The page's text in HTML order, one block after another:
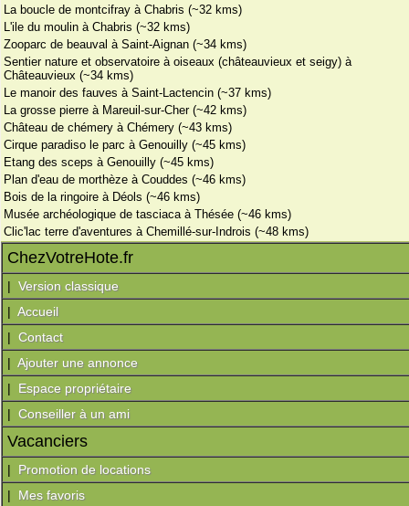
La boucle de montcifray à Chabris (~32 kms)
L'ile du moulin à Chabris (~32 kms)
Zooparc de beauval à Saint-Aignan (~34 kms)
Sentier nature et observatoire à oiseaux (châteauvieux et seigy) à
Châteauvieux (~34 kms)
Le manoir des fauves à Saint-Lactencin (~37 kms)
La grosse pierre à Mareuil-sur-Cher (~42 kms)
Château de chémery à Chémery (~43 kms)
Cirque paradiso le parc à Genouilly (~45 kms)
Etang des sceps à Genouilly (~45 kms)
Plan d'eau de morthèze à Couddes (~46 kms)
Bois de la ringoire à Déols (~46 kms)
Musée archéologique de tasciaca à Thésée (~46 kms)
Clic'lac terre d'aventures à Chemillé-sur-Indrois (~48 kms)
ChezVotreHote.fr
| Version classique
| Accueil
| Contact
| Ajouter une annonce
| Espace propriétaire
| Conseiller à un ami
Vacanciers
| Promotion de locations
| Mes favoris